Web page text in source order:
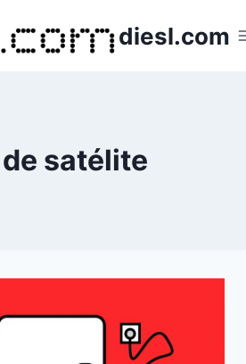
diesl.com
satélite